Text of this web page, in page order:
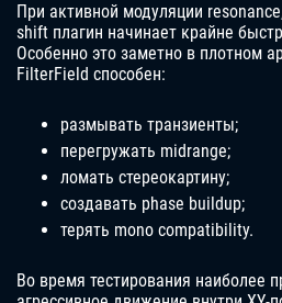
При активной модуляции
shift плагин начинает крайне
Особенно это заметно в плотном
FilterField способен:
размывать транзиенты;
перегружать midrange;
ломать стереокартину;
создавать phase buildup;
терять mono compatibility.
Во время тестирования наиболее